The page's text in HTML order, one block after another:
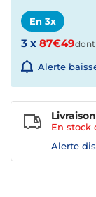
En 3x
3 x 87€49dont
Alerte
En stock
Alerte